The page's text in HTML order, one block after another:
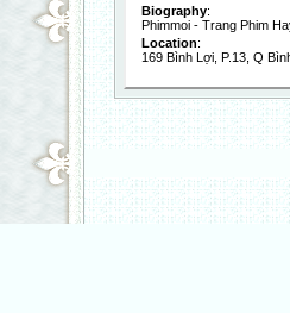
Biography:
Phimmoi - Trang Phim
Location:
169 Bình Lợi, P.13, Q